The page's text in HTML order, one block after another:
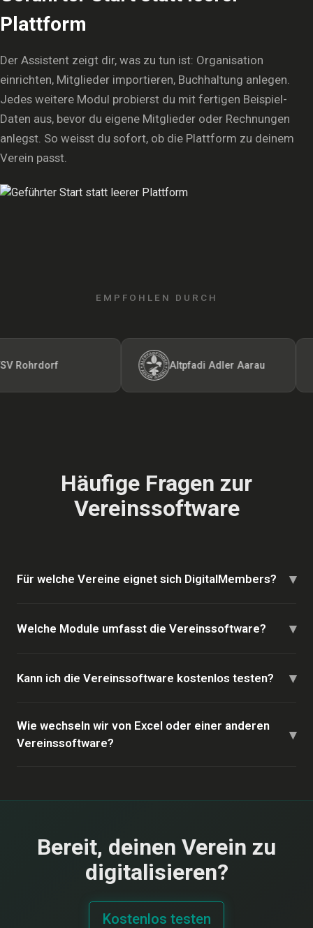
Plattform
Der Assistent zeigt dir, was zu tun ist: Organisation
einrichten, Mitglieder importieren, Buchhaltung anlegen.
Jedes weitere Modul probierst du mit fertigen Beispiel-
Daten aus, bevor du eigene Mitglieder oder Rechnungen
anlegst. So weisst du sofort, ob die Plattform zu deinem
Verein passt.
EMPFOHLEN DURCH
Altpfadi Adler Aarau
Häufige Fragen zur
Vereinssoftware
Für welche Vereine eignet sich DigitalMembers? ▾
Welche Module umfasst die Vereinssoftware? ▾
Kann ich die Vereinssoftware kostenlos testen? ▾
Wie wechseln wir von Excel oder einer anderen
Vereinssoftware?
▾
Bereit, deinen Verein zu
digitalisieren?
Kostenlos testen